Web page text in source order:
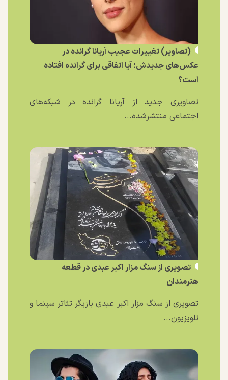
(تصاویر) تغییرات عجیب آریانا گرانده در
عکس‌های جدیدش؛ آیا اتفاقی برای گرانده افتاده
است؟
تصاویری جدید از آریانا گرانده در شبکه‌های
اجتماعی منتشرشده...
تصویری از سنگ مزار اکبر عبدی در قطعه
هنرمندان
تصویری از سنگ مزار اکبر عبدی بازیگر تئاتر سینما و
تلویزیون...